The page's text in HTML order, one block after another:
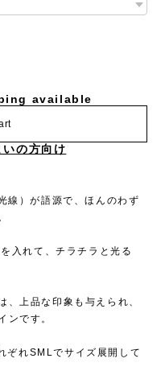
available
いの方向け
）が語源で、ほんのわず
入れて、チラチラと光る
、上品な印象も与えられ、
ンです。
ぞれSMLでサイズ展開して